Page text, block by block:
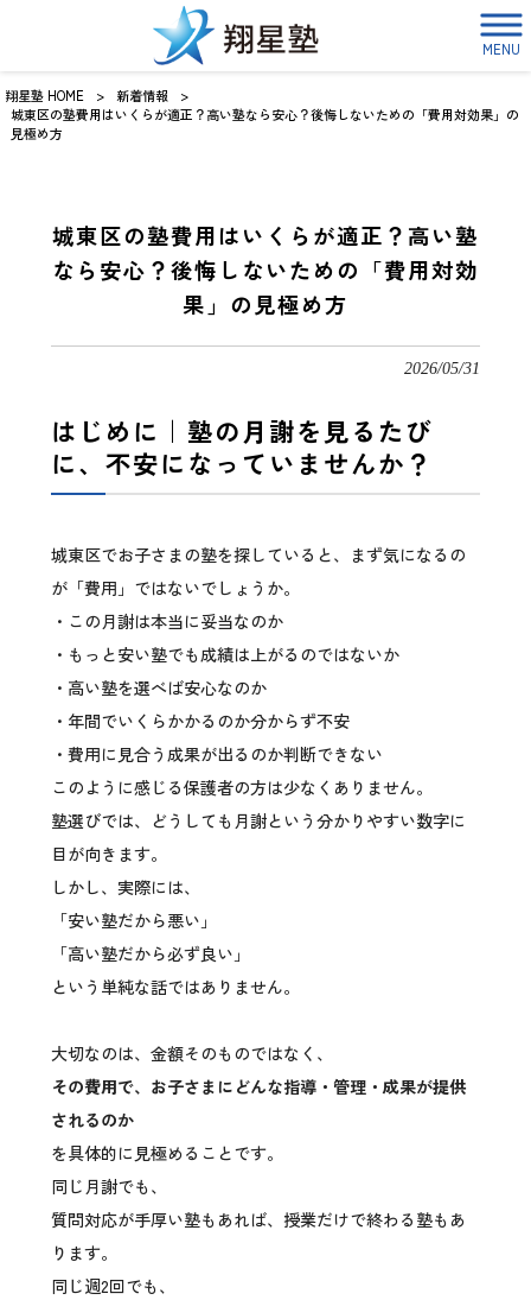
MENU
翔星塾 HOME > 新着情報
>
城東区の塾費用はいくらが適正？高い塾なら安心？後悔しないための「費用対効果」の
見極め方
城東区の塾費用はいくらが適正？高い塾
なら安心？後悔しないための「費用対効
果」の見極め方
2026/05/31
はじめに｜塾の月謝を見るたび
に、不安になっていませんか？
城東区でお子さまの塾を探していると、まず気になるの
が「費用」ではないでしょうか。
・この月謝は本当に妥当なのか
・もっと安い塾でも成績は上がるのではないか
・高い塾を選べば安心なのか
・年間でいくらかかるのか分からず不安
・費用に見合う成果が出るのか判断できない
このように感じる保護者の方は少なくありません。
塾選びでは、どうしても月謝という分かりやすい数字に
目が向きます。
しかし、実際には、
「安い塾だから悪い」
「高い塾だから必ず良い」
という単純な話ではありません。
大切なのは、金額そのものではなく、
その費用で、お子さまにどんな指導・管理・成果が提供
されるのか
を具体的に見極めることです。
同じ月謝でも、
質問対応が手厚い塾もあれば、授業だけで終わる塾もあ
ります。
同じ週2回でも、